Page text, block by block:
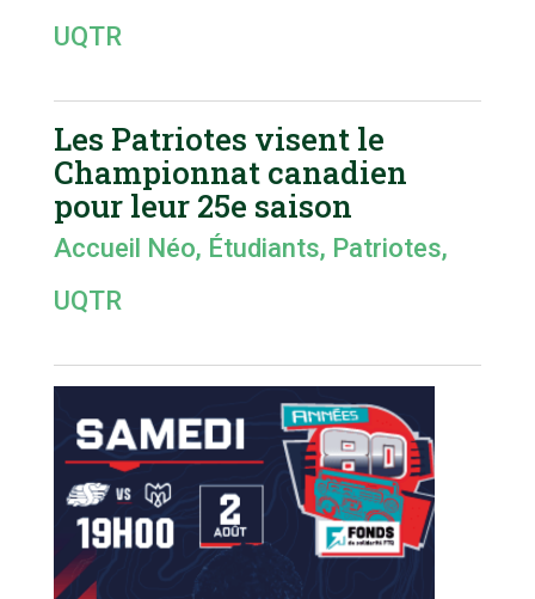
UQTR
Les Patriotes visent le
Championnat canadien
pour leur 25e saison
Accueil Néo, Étudiants, Patriotes,
UQTR